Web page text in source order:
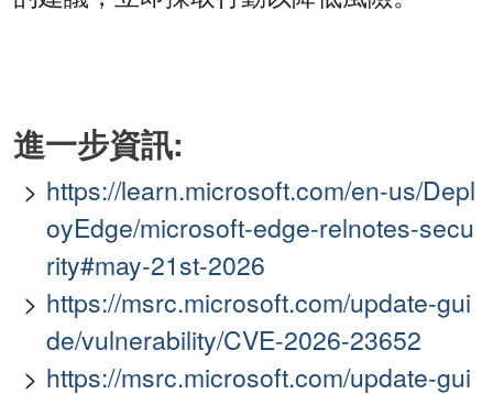
進一步資訊:
https://learn.microsoft.com/en-us/Depl
oyEdge/microsoft-edge-relnotes-secu
rity#may-21st-2026
https://msrc.microsoft.com/update-gui
de/vulnerability/CVE-2026-23652
https://msrc.microsoft.com/update-gui